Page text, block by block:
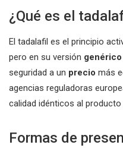
¿Qué es el
El tadalafil es el principio
pero en su versión genérico
seguridad a un precio más
agencias reguladoras
calidad idénticos al producto
Formas de